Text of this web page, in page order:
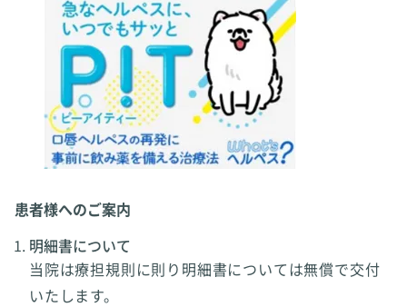
患者様へのご案内
明細書について
当院は療担規則に則り明細書については無償で交付
いたします。